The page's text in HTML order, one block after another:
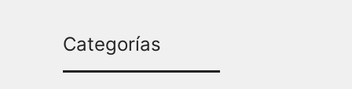
Categorías